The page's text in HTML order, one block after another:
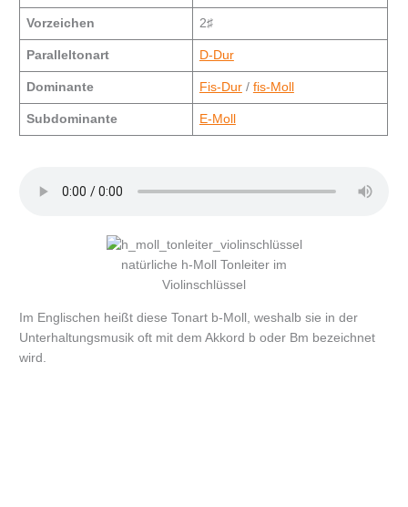
Vorzeichen 2♯
Paralleltonart D-Dur
Dominante Fis-Dur/ fis-Moll
Subdominante E-Moll
natürliche h-Moll Tonleiter im
Violinschlüssel
Im Englischen heißt diese Tonart b-Moll, weshalb sie in der
Unterhaltungsmusik oft mit dem Akkord b oder Bm bezeichnet
wird.